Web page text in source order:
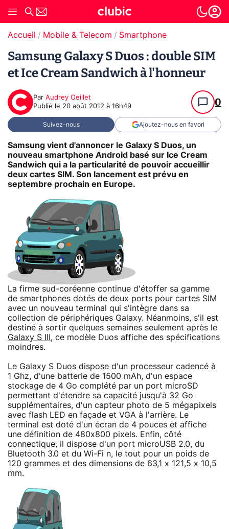
Accueil Mobile & Telecom Smartphone
Samsung Galaxy S Duos : double SIM
et Ice Cream Sandwich à l'honneur
Par Audrey Oeillet
Publié le 20 août 2012 à 16h49 0
Suivez-nous Ajoutez-nous en favori
Samsung vient d'annoncer le Galaxy S Duos, un
nouveau smartphone Android basé sur Ice Cream
Sandwich qui a la particularité de pouvoir accueillir
deux cartes SIM. Son lancement est prévu en
septembre prochain en Europe.
La firme sud-coréenne continue d'étoffer sa gamme
de smartphones dotés de deux ports pour cartes SIM
avec un nouveau terminal qui s'intègre dans sa
collection de périphériques Galaxy. Néanmoins, s'il est
destiné à sortir quelques semaines seulement après le
Galaxy S III , ce modèle Duos affiche des spécifications
moindres.
Le Galaxy S Duos dispose d'un processeur cadencé à
1 Ghz, d'une batterie de 1500 mAh, d'un espace
stockage de 4 Go complété par un port microSD
permettant d'étendre sa capacité jusqu'à 32 Go
supplémentaires, d'un capteur photo de 5 mégapixels
avec flash LED en façade et VGA à l'arrière. Le
terminal est doté d'un écran de 4 pouces et affiche
une définition de 480x800 pixels. Enfin, côté
connectique, il dispose d'un port microUSB 2.0, du
Bluetooth 3.0 et du Wi-Fi n, le tout pour un poids de
120 grammes et des dimensions de 63,1 x 121,5 x 10,5
mm.